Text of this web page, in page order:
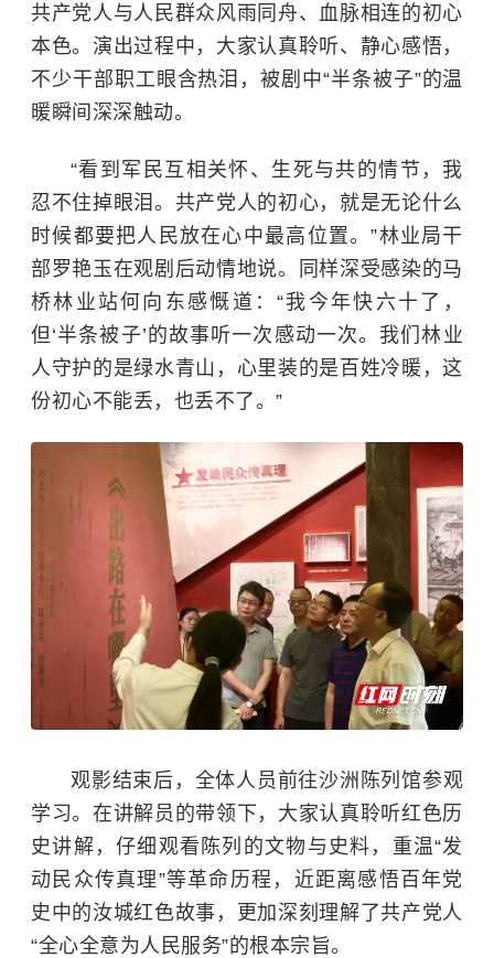
共产党人与人民群众风雨同舟、血脉相连的初心
本色。演出过程中，大家认真聆听、静心感悟，
不少干部职工眼含热泪，被剧中“半条被子”的温
暖瞬间深深触动。
“看到军民互相关怀、生死与共的情节，我
忍不住掉眼泪。共产党人的初心，就是无论什么
时候都要把人民放在心中最高位置。”林业局干
部罗艳玉在观剧后动情地说。同样深受感染的马
桥林业站何向东感慨道：“我今年快六十了，
但‘半条被子’的故事听一次感动一次。我们林业
人守护的是绿水青山，心里装的是百姓冷暖，这
份初心不能丢，也丢不了。”
观影结束后，全体人员前往沙洲陈列馆参观
学习。在讲解员的带领下，大家认真聆听红色历
史讲解，仔细观看陈列的文物与史料，重温“发
动民众传真理”等革命历程，近距离感悟百年党
史中的汝城红色故事，更加深刻理解了共产党人
“全心全意为人民服务”的根本宗旨。